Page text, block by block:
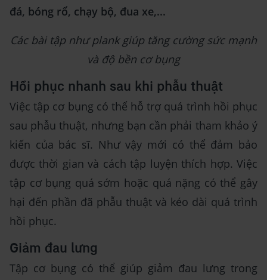
đá, bóng rổ, chạy bộ, đua xe,...
Các bài tập như plank giúp tăng cường sức mạnh
và độ bền cơ bụng
Hồi phục nhanh sau khi phẫu thuật
Việc tập cơ bụng có thể hỗ trợ quá trình hồi phục
sau phẫu thuật, nhưng bạn cần phải tham khảo ý
kiến của bác sĩ. Như vậy mới có thể đảm bảo
được thời gian và cách tập luyện thích hợp. Việc
tập cơ bụng quá sớm hoặc quá nặng có thể gây
hại đến phần đã phẫu thuật và kéo dài quá trình
hồi phục.
Giảm đau lưng
Tập cơ bụng có thể giúp giảm đau lưng trong